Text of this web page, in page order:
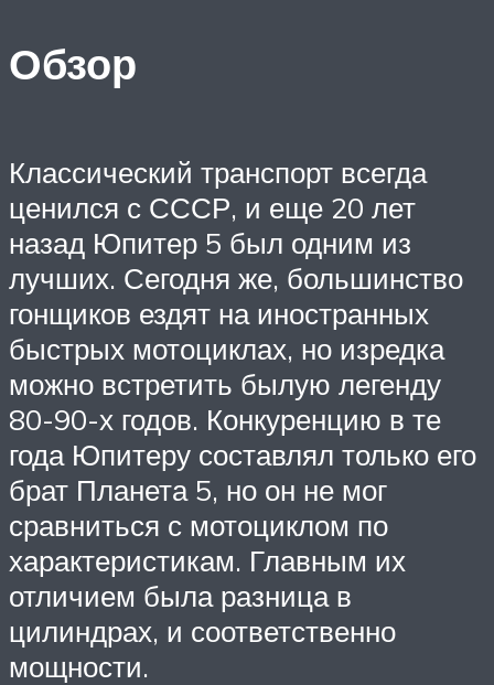
Обзор
Классический транспорт всегда
ценился с СССР, и еще 20 лет
назад Юпитер 5 был одним из
лучших. Сегодня же, большинство
гонщиков ездят на иностранных
быстрых мотоциклах, но изредка
можно встретить былую легенду
80-90-х годов. Конкуренцию в те
года Юпитеру составлял только его
брат Планета 5, но он не мог
сравниться с мотоциклом по
характеристикам. Главным их
отличием была разница в
цилиндрах, и соответственно
мощности.